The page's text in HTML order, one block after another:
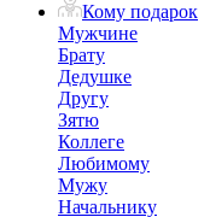
Кому подарок
Мужчине
Брату
Дедушке
Другу
Зятю
Коллеге
Любимому
Мужу
Начальнику